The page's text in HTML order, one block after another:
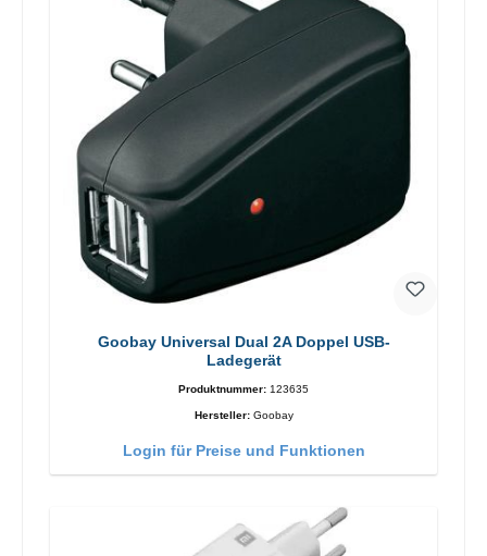
Goobay Universal Dual 2A Doppel USB-
Ladegerät
Produktnummer: 123635
Hersteller: Goobay
Login für Preise und Funktionen